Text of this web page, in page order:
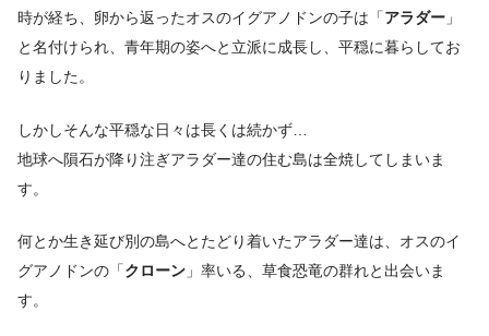
時が経ち、卵から返ったオスのイグアノドンの子は「アラダー 」
と名付けられ、青年期の姿へと立派に成長し、平穏に暮らしてお
りました。
しかしそんな平穏な日々は長くは続かず…
地球へ隕石が降り注ぎアラダー達の住む島は全焼してしまいま
す。
何とか生き延び別の島へとたどり着いたアラダー達は、オスのイ
グアノドンの「クローン 」率いる、草食恐竜の群れと出会いま
す。